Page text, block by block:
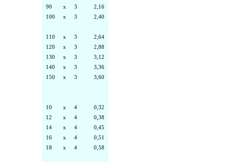
90
x 3
2,16
100
x 3 2,40
110 x 3
2,64
120
x 3
2,88
130
x 3
3,12
140
x 3
3,36
150
x 3 3,60
10 x 4
0,32
12
x 4
0,38
14
x 4
0,45
16
x 4
0,51
18
x 4 0,58